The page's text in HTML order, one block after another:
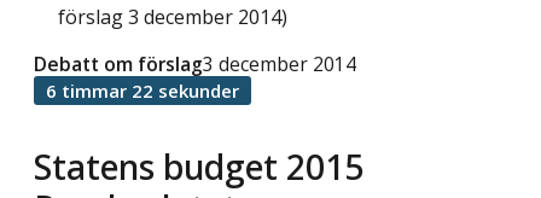
förslag 3 december 2014)
Statens budget 2015
Debatt om förslag3 december 2014
6 timmar 22 sekunder